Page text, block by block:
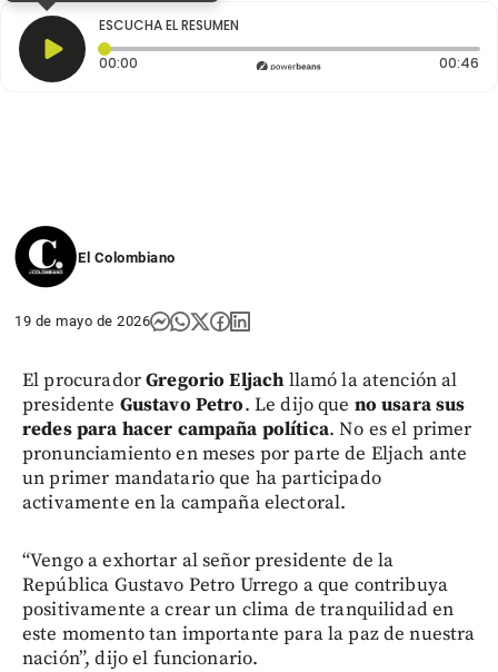
ESCUCHA EL RESUMEN
00:00 Tiempo transcurrido: 0 segundos 00:46
El Colombiano
19 de mayo de 2026
El procuradorGregorio Eljach llamó la atención al
presidente Gustavo Petro. Le dijo que no usara sus
redes para hacer campaña política. No es el primer
pronunciamiento en meses por parte de Eljach ante
un primer mandatario que ha participado
activamente en la campaña electoral.
“Vengo a exhortar al señor presidente de la
República Gustavo Petro Urrego a que contribuya
positivamente a crear un clima de tranquilidad en
este momento tan importante para la paz de nuestra
nación”, dijo el funcionario.